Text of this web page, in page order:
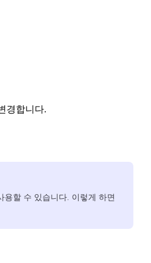
경합니다.
용할 수 있습니다. 이렇게 하면